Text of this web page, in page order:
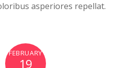
asperiores repellat.
FEBRUARY
19